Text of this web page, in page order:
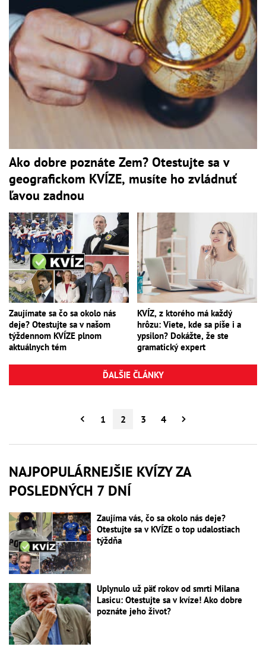
Ako dobre poznáte Zem? Otestujte sa v
geografickom KVÍZE, musíte ho zvládnuť
ľavou zadnou
Zaujímate sa čo sa okolo nás
deje? Otestujte sa v našom
týždennom KVÍZE plnom
aktuálnych tém
KVÍZ, z ktorého má každý
hrôzu: Viete, kde sa píše i a
ypsilon? Dokážte, že ste
gramatický expert
ĎALŠIE ČLÁNKY
1 2 3 4
NAJPOPULÁRNEJŠIE KVÍZY ZA
POSLEDNÝCH 7 DNÍ
Zaujíma vás, čo sa okolo nás deje?
Otestujte sa v KVÍZE o top udalostiach
týždňa
Uplynulo už päť rokov od smrti Milana
Lasicu: Otestujte sa v kvíze! Ako dobre
poznáte jeho život?